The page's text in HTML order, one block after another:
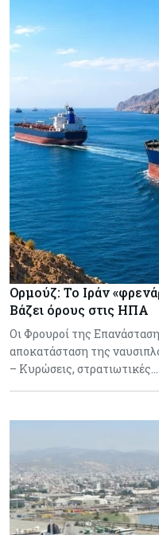
Ορμούζ: Το Ιράν
Βάζει όρους στις ΗΠΑ
Οι Φρουροί της
αποκατάσταση της
– Κυρώσεις, στρατιωτικές…